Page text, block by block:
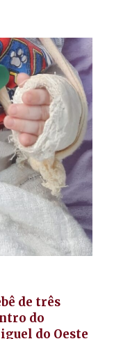
de três
do
do Oeste